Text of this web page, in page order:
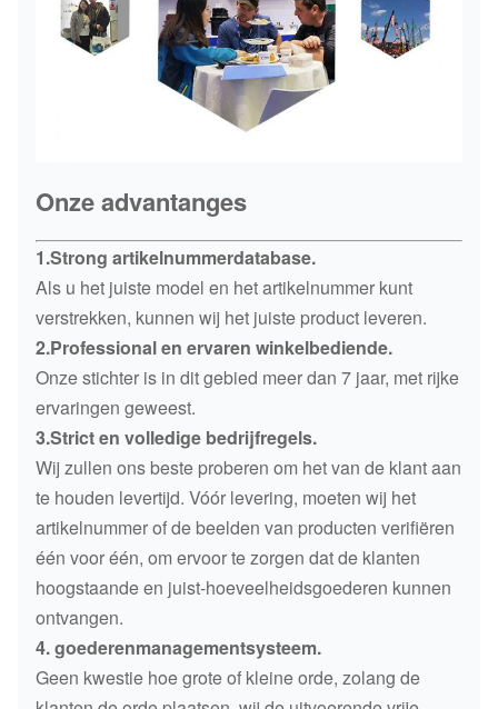
Onze advantanges
1.Strong artikelnummerdatabase.
Als u het juiste model en het artikelnummer kunt
verstrekken, kunnen wij het juiste product leveren.
2.Professional en ervaren winkelbediende.
Onze stichter is in dit gebied meer dan 7 jaar, met rijke
ervaringen geweest.
3.Strict en volledige bedrijfregels.
Wij zullen ons beste proberen om het van de klant aan
te houden levertijd. Vóór levering, moeten wij het
artikelnummer of de beelden van producten verifiëren
één voor één, om ervoor te zorgen dat de klanten
hoogstaande en juist-hoeveelheidsgoederen kunnen
ontvangen.
4. goederenmanagementsysteem.
Geen kwestie hoe grote of kleine orde, zolang de